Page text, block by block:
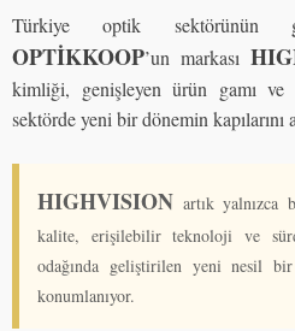
Türkiye optik sektörünün
OPTİKKOOP’un markası
kimliği, genişleyen ürün gamı ve
sektörde yeni bir dönemin kapılarını
HIGHVISION artık yalnızca
kalite, erişilebilir teknoloji ve
odağında geliştirilen yeni nesil
konumlanıyor.